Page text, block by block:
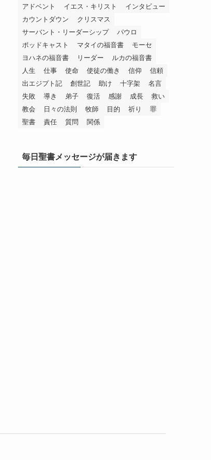
アドベント イエス・キリスト
インタビュー
カウントダウン
クリスマス
サーバント・リーダーシップ
パウロ
ポッドキャスト
マタイの福音書
モーセ
ヨハネの福音書
リーダー
ルカの福音書
人生
仕事 使命 使徒の働き 信仰
信頼
出エジプト記
創世記 助け 十字架
名言
失敗
導き 弟子 復活 感謝 成長
救い
教会
日々の法則 牧師 目的 祈り
罪
聖書
責任 質問 関係
毎日聖書メッセージが届きます